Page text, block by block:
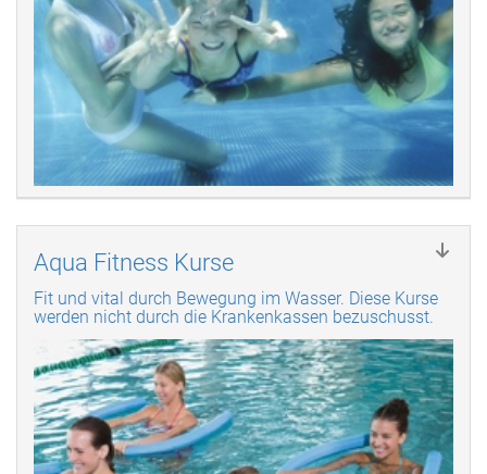
Aqua Fitness Kurse
Fit und vital durch Bewegung im Wasser. Diese Kurse
werden nicht durch die Krankenkassen bezuschusst.